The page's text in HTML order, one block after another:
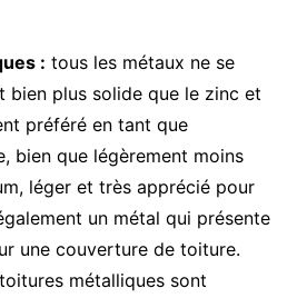
: tous les métaux ne se
bien plus solide que le zinc et
préféré en tant que
bien que légèrement moins
léger et très apprécié pour
un métal qui présente
une couverture de toiture.
métalliques sont